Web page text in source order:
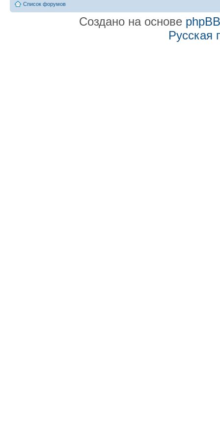
Список форумов
Создано на основе phpBB
Русская